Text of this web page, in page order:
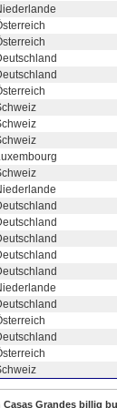
Casas Grandes billig